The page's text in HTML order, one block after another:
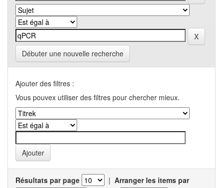
Débuter une nouvelle recherche
Ajouter des filtres :
Vous pouvex utiliser des filtres pour chercher mieux.
Résultats par page | Arranger les items par